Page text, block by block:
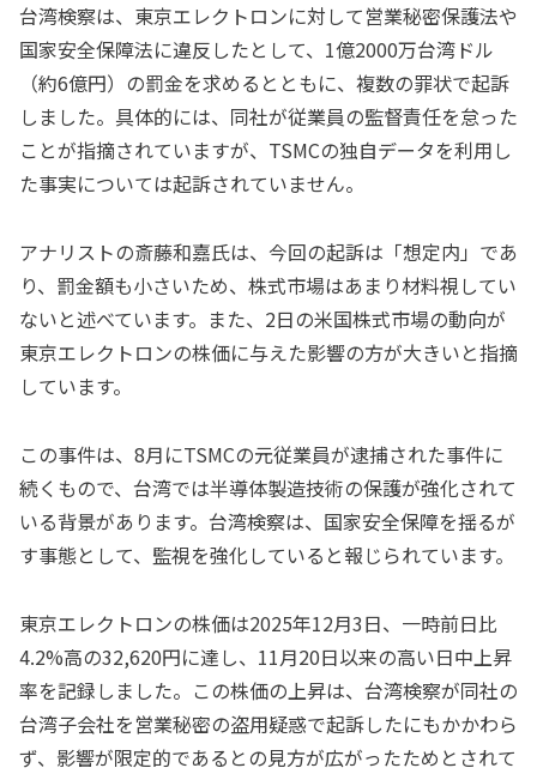
台湾検察は、東京エレクトロンに対して営業秘密保護法や
国家安全保障法に違反したとして、1億2000万台湾ドル
（約6億円）の罰金を求めるとともに、複数の罪状で起訴
しました。具体的には、同社が従業員の監督責任を怠った
ことが指摘されていますが、TSMCの独自データを利用し
た事実については起訴されていません。
アナリストの斎藤和嘉氏は、今回の起訴は「想定内」であ
り、罰金額も小さいため、株式市場はあまり材料視してい
ないと述べています。また、2日の米国株式市場の動向が
東京エレクトロンの株価に与えた影響の方が大きいと指摘
しています。
この事件は、8月にTSMCの元従業員が逮捕された事件に
続くもので、台湾では半導体製造技術の保護が強化されて
いる背景があります。台湾検察は、国家安全保障を揺るが
す事態として、監視を強化していると報じられています。
東京エレクトロンの株価は2025年12月3日、一時前日比
4.2%高の32,620円に達し、11月20日以来の高い日中上昇
率を記録しました。この株価の上昇は、台湾検察が同社の
台湾子会社を営業秘密の盗用疑惑で起訴したにもかかわら
ず、影響が限定的であるとの見方が広がったためとされて